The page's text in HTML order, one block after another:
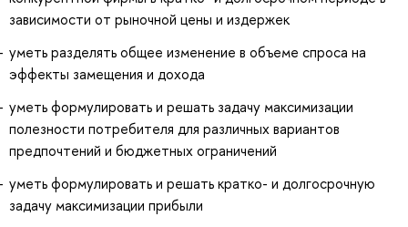
зависимости от рыночной цены и издержек
уметь разделять общее изменение в объеме спроса на
эффекты замещения и дохода
уметь формулировать и решать задачу максимизации
полезности потребителя для различных вариантов
предпочтений и бюджетных ограничений
уметь формулировать и решать кратко- и долгосрочную
задачу максимизации прибыли